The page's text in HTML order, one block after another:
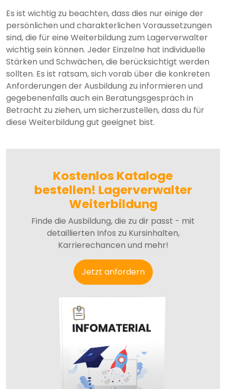
Es ist wichtig zu beachten, dass dies nur einige der
persönlichen und charakterlichen Voraussetzungen
sind, die für eine Weiterbildung zum Lagerverwalter
wichtig sein können. Jeder Einzelne hat individuelle
Stärken und Schwächen, die berücksichtigt werden
sollten. Es ist ratsam, sich vorab über die konkreten
Anforderungen der Ausbildung zu informieren und
gegebenenfalls auch ein Beratungsgespräch in
Betracht zu ziehen, um sicherzustellen, dass du für
diese Weiterbildung gut geeignet bist.
Kostenlos Kataloge
bestellen! Lagerverwalter
Weiterbildung
Finde die Ausbildung, die zu dir passt - mit
detaillierten Infos zu Kursinhalten,
Karrierechancen und mehr!
Jetzt anfordern